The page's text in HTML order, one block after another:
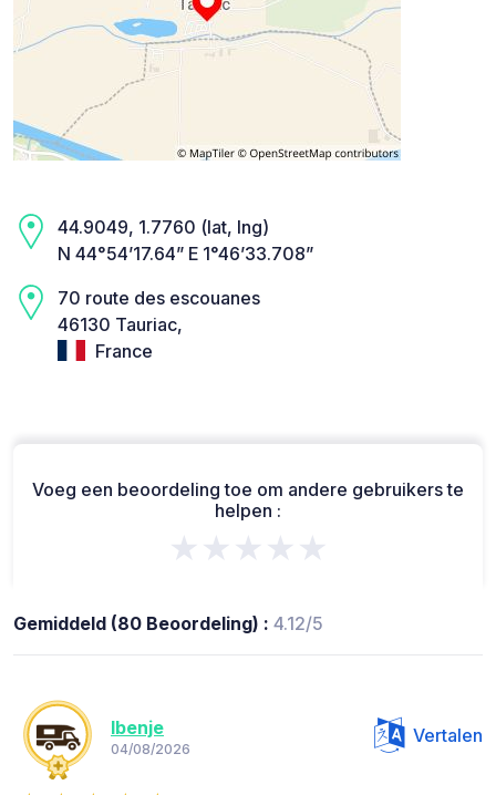
44.9049, 1.7760 (lat, lng)
N 44°54’17.64” E 1°46’33.708”
70 route des escouanes
46130 Tauriac,
France
Voeg een beoordeling toe om andere gebruikers te
helpen :
★★★★★
Gemiddeld (80 Beoordeling) : 4.12/5
lbenje
04/08/2026
Vertalen